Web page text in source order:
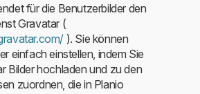
für die Benutzerbilder den
Gravatar (
). Sie können
einfach einstellen, indem Sie
Bilder hochladen und zu den
zuordnen, die in Planio